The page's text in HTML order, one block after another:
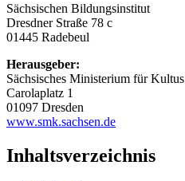
Sächsischen Bildungsinstitut
Dresdner Straße 78 c
01445 Radebeul
Herausgeber:
Sächsisches Ministerium für Kultus
Carolaplatz 1
01097 Dresden
www.smk.sachsen.de
Inhaltsverzeichnis